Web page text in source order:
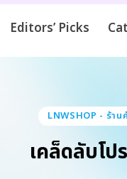
Editors’ Picks
LNWSHOP - ร้าน
เคล็ดลับโ